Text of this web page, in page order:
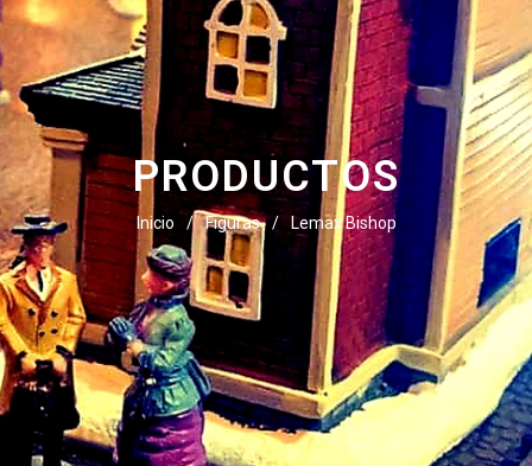
PRODUCTOS
Inicio / Figuras / Lemax Bishop